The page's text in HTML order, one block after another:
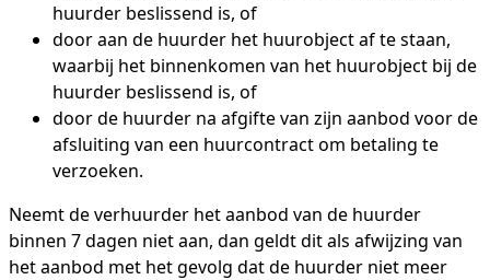
huurder beslissend is, of
door aan de huurder het huurobject af te staan,
waarbij het binnenkomen van het huurobject bij de
huurder beslissend is, of
door de huurder na afgifte van zijn aanbod voor de
afsluiting van een huurcontract om betaling te
verzoeken.
Neemt de verhuurder het aanbod van de huurder
binnen 7 dagen niet aan, dan geldt dit als afwijzing van
het aanbod met het gevolg dat de huurder niet meer